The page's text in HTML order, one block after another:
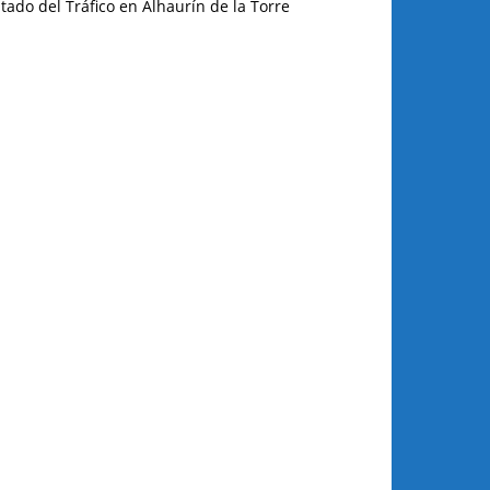
del Tráfico en Alhaurín de la Torre